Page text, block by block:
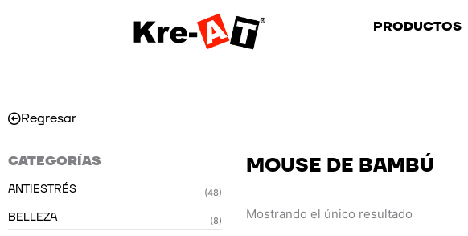
PRODUCTOS
Regresar
CATEGORÍAS
ANTIESTRÉS (48)
BELLEZA (8)
MOUSE DE BAMBÚ
Mostrando el único resultado